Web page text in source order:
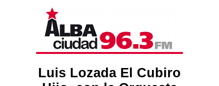
Luis Lozada El Cubiro